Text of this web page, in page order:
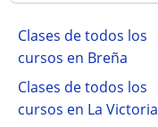
Clases de todos los
cursos en Breña
Clases de todos los
cursos en La Victoria